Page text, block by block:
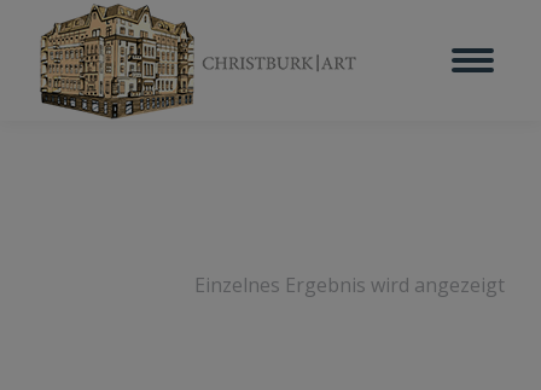
Einzelnes Ergebnis wird angezeigt